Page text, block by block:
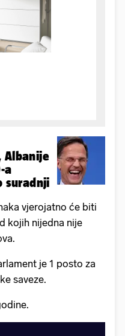
Albanije
a
o suradnji
vjerojatno će biti
kojih nijedna nije
je 1 posto za
saveze.